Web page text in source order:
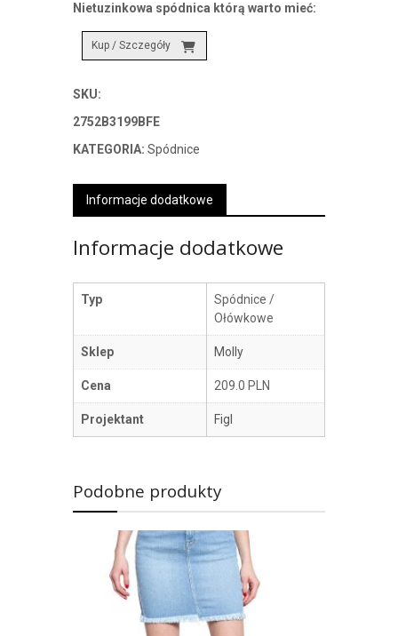
Nietuzinkowa spódnica którą warto mieć:
Kup / Szczegóły
SKU:
2752B3199BFE
KATEGORIA: Spódnice
Informacje dodatkowe
Informacje dodatkowe
Typ
Spódnice /
Ołówkowe
Sklep Molly
Cena 209.0 PLN
Projektant Figl
Podobne produkty